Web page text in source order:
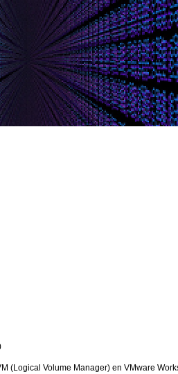
(Logical Volume Manager) en VMware